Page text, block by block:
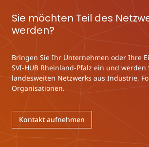
Sie möchten Teil des
werden?
Bringen Sie Ihr Unternehmen oder Ihre
SVI-HUB Rheinland-Pfalz ein und werden
landesweiten Netzwerks aus Industrie,
Organisationen.
Kontakt aufnehmen